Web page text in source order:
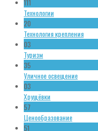
111
Технологии
20
Технология крепления
03
Туризм
35
Уличное освещение
03
Хрущёвки
57
Ценообразование
51